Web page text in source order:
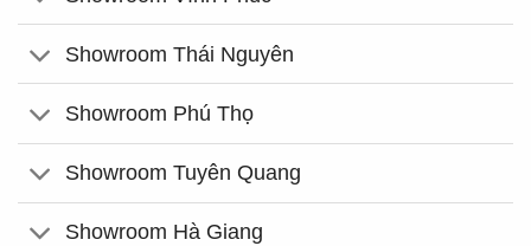
Showroom Thái Nguyên
Showroom Phú Thọ
Showroom Tuyên Quang
Showroom Hà Giang